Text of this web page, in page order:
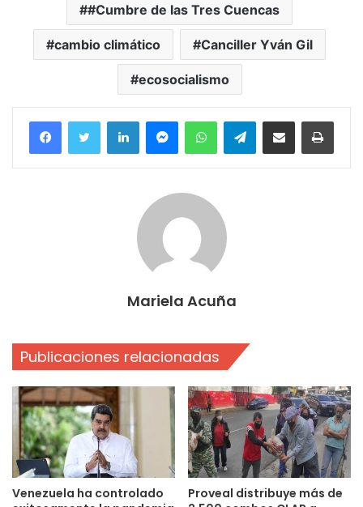
#Cumbre de las Tres Cuencas
cambio climático Canciller Yván Gil
ecosocialismo
FacebookTwitter LinkedInMessengerWhatsAppTelegramCompartir por correo electrónico
Mariela Acuña
Publicaciones relacionadas
Venezuela ha controlado
Proveal distribuye más de